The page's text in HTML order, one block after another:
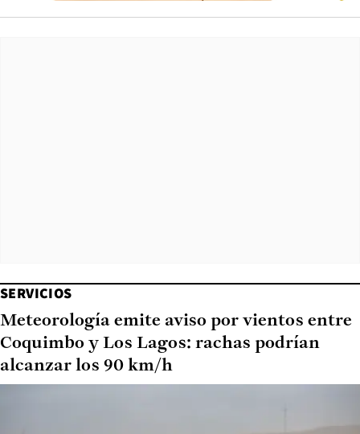
SERVICIOS
Meteorología emite aviso por vientos entre
Coquimbo y Los Lagos: rachas podrían
alcanzar los 90 km/h